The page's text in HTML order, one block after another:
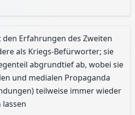
Erfahrungen des Zweiten
als Kriegs-Befürworter; sie
abgrundtief ab, wobei sie
und medialen Propaganda
teilweise immer wieder